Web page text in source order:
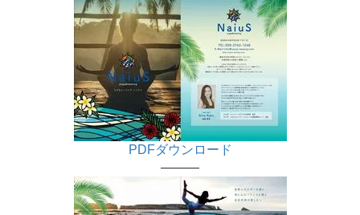
PDFダウンロード
———